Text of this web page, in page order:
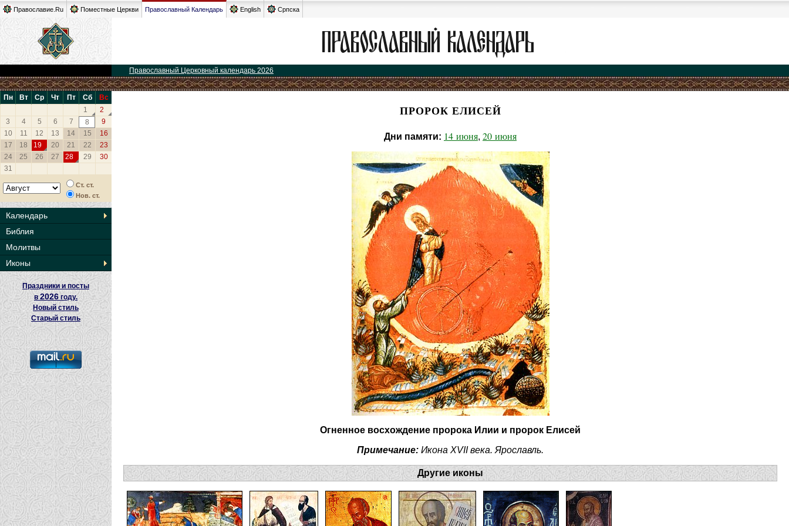
Православие.Ru Поместные Церкви Православный Календарь English Српска
Православный Церковный календарь 2026
Пн Вт Ср Чт Пт Сб
Вс
1
2
3
4 5 6 7 8
9
10
11 12 13 14 15
16
17
18 19 20 21 22
23
24
25 26 27 28 29
30
31
Ст. ст.
Нов. ст.
Календарь
Библия
Молитвы
Иконы
Праздники и посты
в2026 году.
Новый стиль
Старый стиль
ПРОРОК ЕЛИСЕЙ
Дни памяти: 14 июня, 20 июня
Огненное восхождение пророка Илии и пророк Елисей
Примечание: Икона XVII века. Ярославль.
Другие иконы